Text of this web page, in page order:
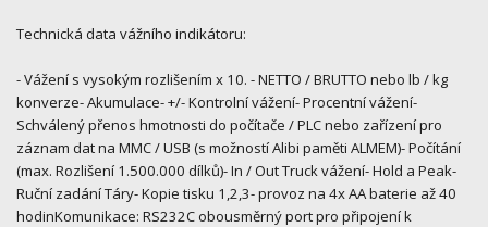
Technická data vážního indikátoru:
- Vážení s vysokým rozlišením x 10. - NETTO / BRUTTO nebo lb / kg
konverze- Akumulace- +/- Kontrolní vážení- Procentní vážení-
Schválený přenos hmotnosti do počítače / PLC nebo zařízení pro
záznam dat na MMC / USB (s možností Alibi paměti ALMEM)- Počítání
(max. Rozlišení 1.500.000 dílků)- In / Out Truck vážení- Hold a Peak-
Ruční zadání Táry- Kopie tisku 1,2,3- provoz na 4x AA baterie až 40
hodinKomunikace: RS232C obousměrný port pro připojení k